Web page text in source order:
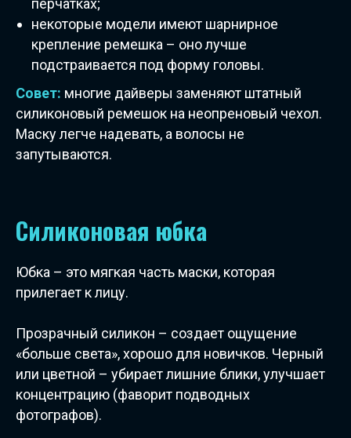
некоторые модели имеют шарнирное
крепление ремешка – оно лучше
подстраивается под форму головы.
Совет: многие дайверы заменяют штатный
силиконовый ремешок на неопреновый чехол.
Маску легче надевать, а волосы не
запутываются.
Силиконовая юбка
Юбка – это мягкая часть маски, которая
прилегает к лицу.
Прозрачный силикон – создает ощущение
«больше света», хорошо для новичков. Черный
или цветной – убирает лишние блики, улучшает
концентрацию (фаворит подводных
фотографов).